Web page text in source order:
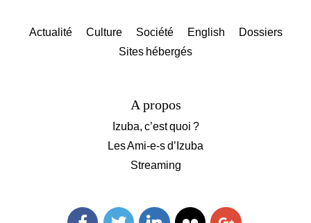
Actualité Culture Société English
Dossiers
Sites hébergés
A propos
Izuba, c’est quoi ?
Les Ami-e-s d’Izuba
Streaming